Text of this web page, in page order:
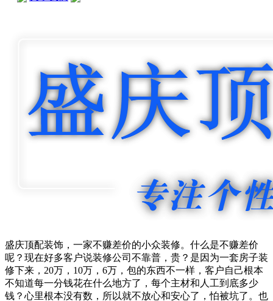
盛庆顶配装饰，一家不赚差价的小众装修。什么是不赚差价
呢？现在好多客户说装修公司不靠普，贵？是因为一套房子装
修下来，20万，10万，6万，包的东西不一样，客户自己根本
不知道每一分钱花在什么地方了，每个主材和人工到底多少
钱？心里根本没有数，所以就不放心和安心了，怕被坑了。也